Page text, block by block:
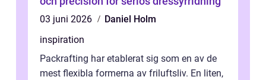
03 juni 2026
Daniel Holm
inspiration
Packrafting har etablerat sig som en av de
mest flexibla formerna av friluftsliv. En liten,